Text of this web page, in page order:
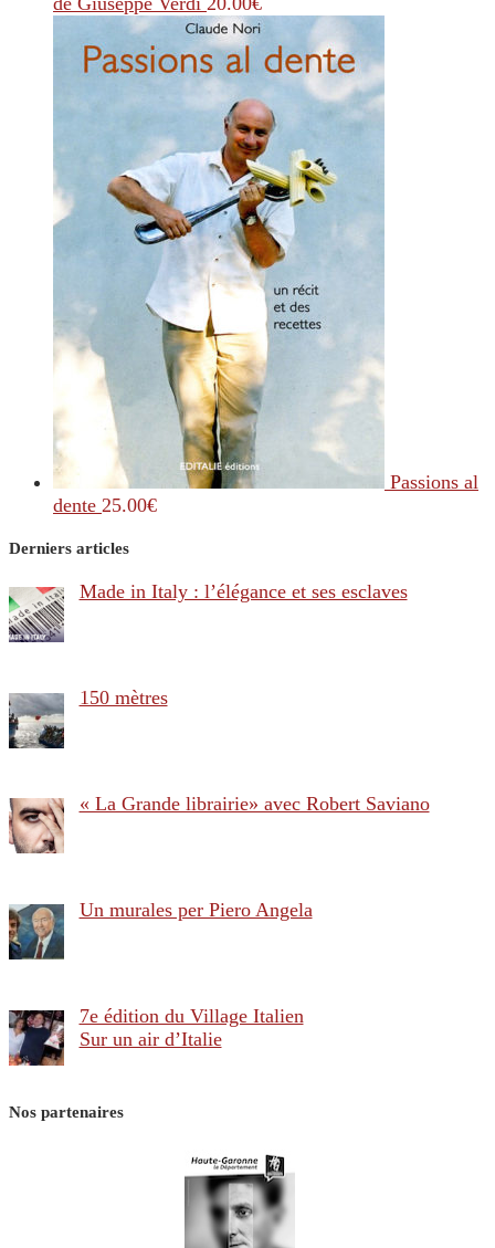
Passions al
dente 25.00€
Derniers articles
Made in Italy : l’élégance et ses esclaves
150 mètres
« La Grande librairie» avec Robert Saviano
Un murales per Piero Angela
7e édition du Village Italien
Sur un air d’Italie
Nos partenaires